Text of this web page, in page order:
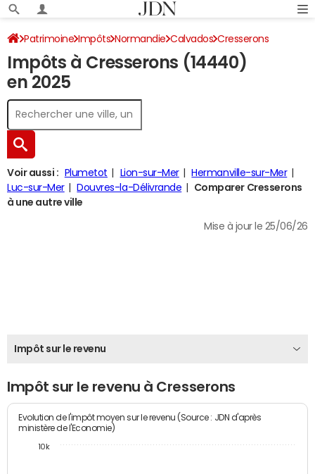
Patrimoine Impôts Normandie Calvados Cresserons
Impôt sur le revenu
Impôts à Cresserons (14440)
en 2025
Voir aussi : Plumetot Lion-sur-Mer
Hermanville-sur-Mer
Luc-sur-Mer
Douvres-la-Délivrande
Comparer Cresserons
à une autre ville
Mise à jour le 25/06/26
Impôt sur le revenu
Impôt sur le revenu à Cresserons
Evolution de l'impôt moyen sur le revenu (Source : JDN d'après
ministère de l'Economie)
10k